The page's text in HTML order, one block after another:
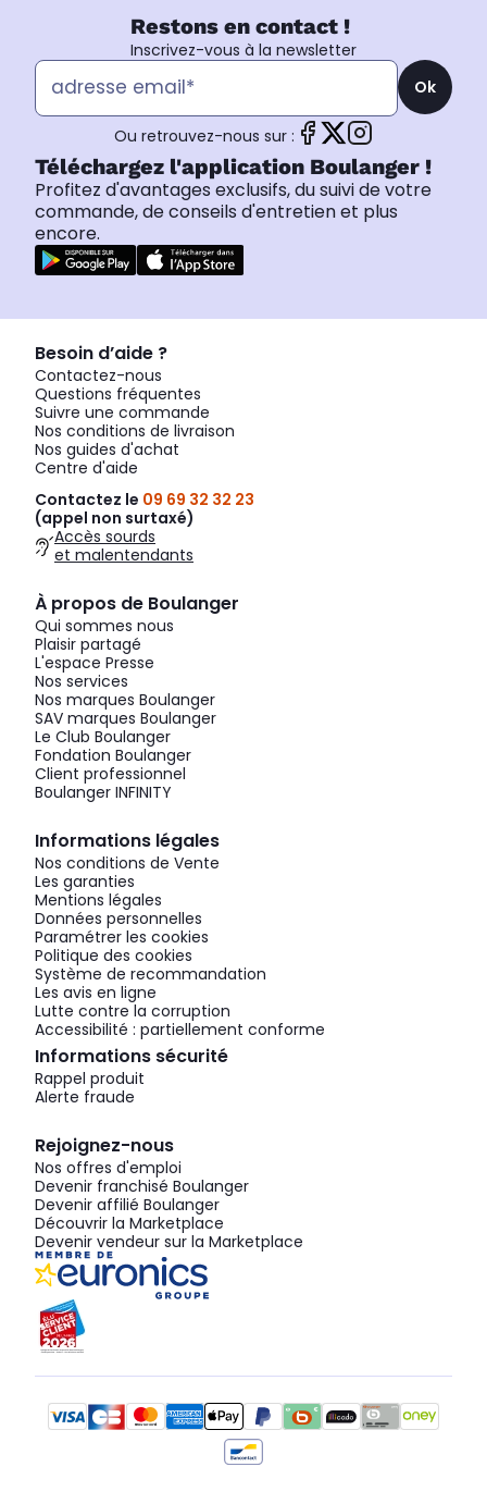
Restons en contact !
Inscrivez-vous à la newsletter
Ok
Ou retrouvez-nous sur :
Téléchargez l'application Boulanger !
Profitez d'avantages exclusifs, du suivi de votre
commande, de conseils d'entretien et plus
encore.
Besoin d’aide ?
Contactez-nous
Questions fréquentes
Suivre une commande
Nos conditions de livraison
Nos guides d'achat
Centre d'aide
Contactez le 09 69 32 32 23
(appel non surtaxé)
Accès sourds
et malentendants
À propos de Boulanger
Qui sommes nous
Plaisir partagé
L'espace Presse
Nos services
Nos marques Boulanger
SAV marques Boulanger
Le Club Boulanger
Fondation Boulanger
Client professionnel
Boulanger INFINITY
Informations légales
Nos conditions de Vente
Les garanties
Mentions légales
Données personnelles
Paramétrer les cookies
Politique des cookies
Système de recommandation
Les avis en ligne
Lutte contre la corruption
Accessibilité : partiellement conforme
Informations sécurité
Rappel produit
Alerte fraude
Rejoignez-nous
Nos offres d'emploi
Devenir franchisé Boulanger
Devenir affilié Boulanger
Découvrir la Marketplace
Devenir vendeur sur la Marketplace